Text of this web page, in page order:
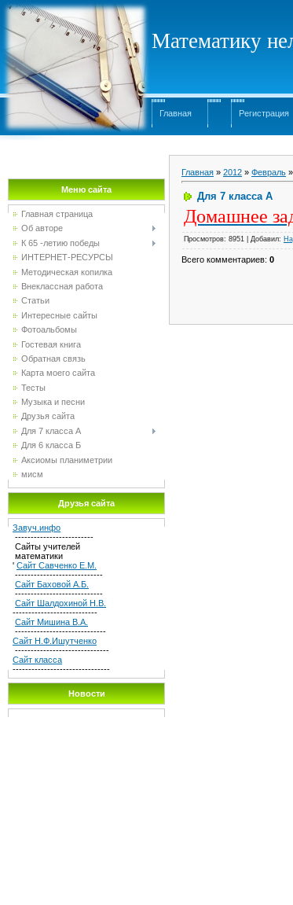
Математику
Главная Регистрация
Меню сайта
Главная страница
Об авторе
К 65 -летию победы
ИНТЕРНЕТ-РЕСУРСЫ
Методическая копилка
Внеклассная работа
Статьи
Интересные сайты
Фотоальбомы
Гостевая книга
Обратная связь
Карта моего сайта
Тесты
Музыка и песни
Друзья сайта
Для 7 класса А
Для 6 класса Б
Аксиомы планиметрии
мисм
Друзья сайта
Завуч.инфо
-------------------------
Сайты учителей
математики
' Сайт Савченко Е.М.
----------------------------
Сайт Баховой А.Б.
----------------------------
Сайт Шалдохиной Н.В.
---------------------------
Сайт Мишина В.А.
-----------------------------
Сайт Н.Ф.Ишутченко
------------------------------
Сайт класса
-------------------------------
Новости
Главная » 2012 » Февраль »
Для 7 класса А
Домашнее
Просмотров: 8951 | Добавил:
Всего комментариев: 0